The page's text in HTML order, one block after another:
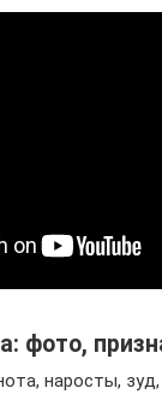
фото,
наросты,